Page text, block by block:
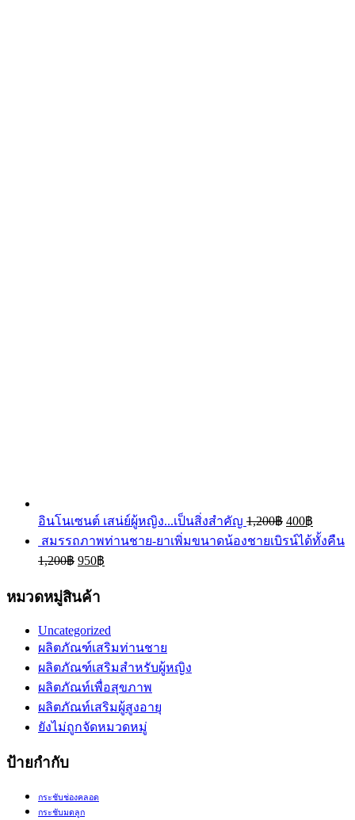
อินโนเซนต์ เสน่ย์ผู้หญิง...เป็นสิ่งสำคัญ 1,200฿ 400฿
สมรรถภาพท่านชาย-ยาเพิ่มขนาดน้องชายเบิรน์ได้ทั้งคืน
1,200฿ 950฿
หมวดหมู่สินค้า
Uncategorized
ผลิตภัณฑ์เสริมท่านชาย
ผลิตภัณฑ์เสริมสำหรับผู้หญิง
ผลิตภัณท์เพื่อสุขภาพ
ผลิตภัณท์เสริมผู้สูงอายุ
ยังไม่ถูกจัดหมวดหมู่
ป้ายกำกับ
กระชับช่องคลอด
กระชับมดลูก